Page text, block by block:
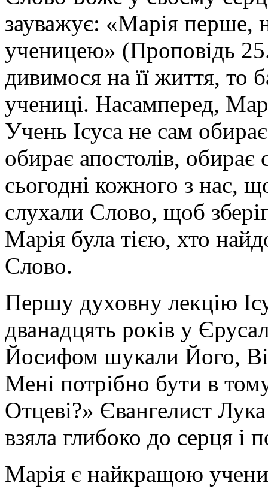
зауважує: «Марія перше,
ученицею» (Проповідь
дивимося на її життя, то
учениці. Насамперед,
Учень Ісуса не сам
обирає апостолів, обирає
сьогодні кожного з нас,
слухали Слово, щоб
Марія була тією, хто
Слово.
Першу духовну лекцію
дванадцять років у
Йосифом шукали Його,
Мені потрібно бути в
Отцеві?» Євангелист
взяла глибоко до серця і
Марія є найкращою
ще
було
навчити
своїх
учнів.Марта,
завжди,
хотіла
прийняти
Ісуса
якнайкраще
про
все
це
був
прояв
щирої
до
Господа.
Марія
відчувала,
цей
момент
особливий,
тому
«у
ногах
Ісуса»
слухала
Його
«Сидіти